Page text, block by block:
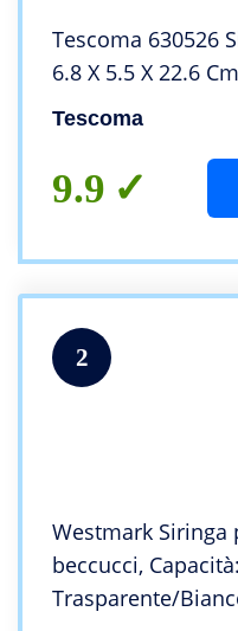
Tescoma 630526
6.8 X 5.5 X 22.6 Cm
Tescoma
9.9
2
Westmark Siringa
beccucci,
Trasparente/